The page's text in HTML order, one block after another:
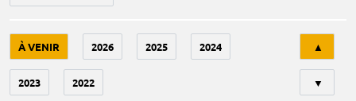
À VENIR 2026 2025 2024
2023 2022
▲
▼